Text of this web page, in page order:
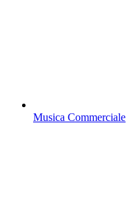
Musica Commerciale